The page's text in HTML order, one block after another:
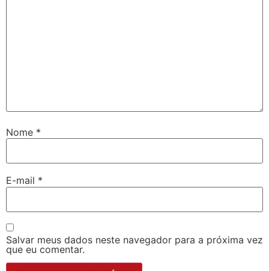
Nome *
E-mail *
Salvar meus dados neste navegador para a próxima vez
que eu comentar.